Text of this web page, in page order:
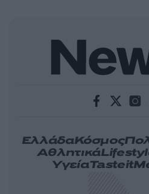
ΕλλάδαΚόσμος
Αθλητικά
ΥγείαTasteit